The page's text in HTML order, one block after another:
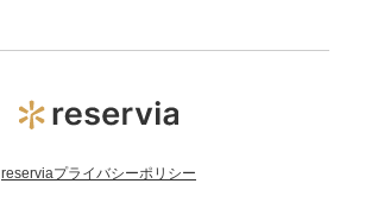
reserviaプライバシーポリシー